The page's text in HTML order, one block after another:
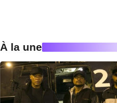
À la une